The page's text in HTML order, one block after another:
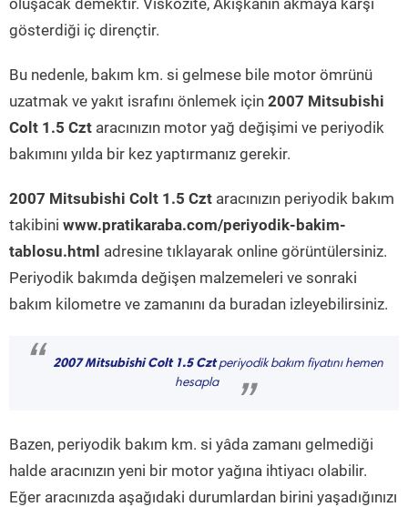
oluşacak demektir. Viskozite, Akışkanın akmaya karşı
gösterdiği iç dirençtir.
Bu nedenle, bakım km. si gelmese bile motor ömrünü
uzatmak ve yakıt israfını önlemek için 2007 Mitsubishi
Colt 1.5 Czt aracınızın motor yağ değişimi ve periyodik
bakımını yılda bir kez yaptırmanız gerekir.
2007 Mitsubishi Colt 1.5 Czt aracınızın periyodik bakım
takibini www.pratikaraba.com/periyodik-bakim-
tablosu.html adresine tıklayarak online görüntülersiniz.
Periyodik bakımda değişen malzemeleri ve sonraki
bakım kilometre ve zamanını da buradan izleyebilirsiniz.
“ 2007 Mitsubishi Colt 1.5 Cztperiyodik bakım fiyatını hemen
hesapla
”
Bazen, periyodik bakım km. si yâda zamanı gelmediği
halde aracınızın yeni bir motor yağına ihtiyacı olabilir.
Eğer aracınızda aşağıdaki durumlardan birini yaşadığınızı